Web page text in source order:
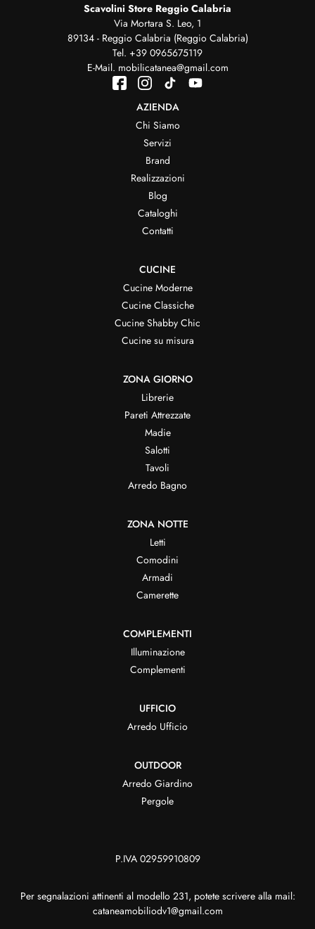
Scavolini Store Reggio Calabria
Via Mortara S. Leo, 1
89134 - Reggio Calabria (Reggio Calabria)
Tel. +39 0965675119
E-Mail. mobilicatanea@gmail.com
AZIENDA
Chi Siamo
Servizi
Brand
Realizzazioni
Blog
Cataloghi
Contatti
CUCINE
Cucine Moderne
Cucine Classiche
Cucine Shabby Chic
Cucine su misura
ZONA GIORNO
Librerie
Pareti Attrezzate
Madie
Salotti
Tavoli
Arredo Bagno
ZONA NOTTE
Letti
Comodini
Armadi
Camerette
COMPLEMENTI
Illuminazione
Complementi
UFFICIO
Arredo Ufficio
OUTDOOR
Arredo Giardino
Pergole
P.IVA 02959910809
Per segnalazioni attinenti al modello 231, potete scrivere alla mail:
cataneamobiliodv1@gmail.com